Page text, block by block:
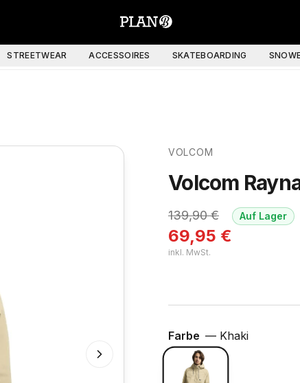
STREETWEAR ACCESSOIRES SKATEBOARDING
VOLCOM
Volcom
139,90€
69,95 €
inkl. MwSt.
Auf Lager
Farbe — Khaki